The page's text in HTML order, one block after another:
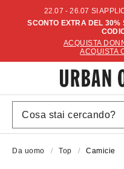
22.07 - 26.07 SI
SCONTO EXTRA DEL 30%
ACQUISTA
ACQUISTA
Da uomo Top Camicie